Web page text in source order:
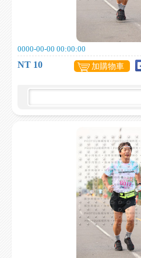
0000-00-00 00:00:00
NT 10 加購物車